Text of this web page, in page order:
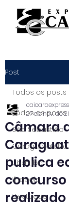
Post
Todos os posts
São Sebastião
Caraguatatuba
Ubatuba
Ilhabela
Destaque
Todos os posts
Câmara
publica
27 de nov. de